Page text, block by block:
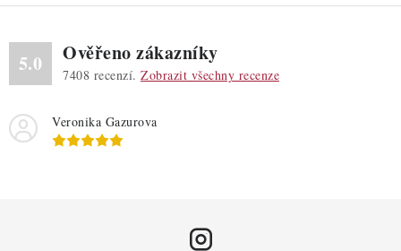
v
ý
i
s
u
5.0 Ověřeno zákazníky
7408 recenzí. Zobrazit všechny recenze
Veronika Gazurova